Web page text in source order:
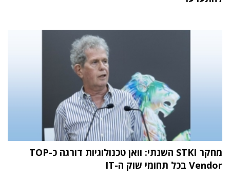
מחקר STKI השנתי: וואן טכנולוגיות דורגה כ-TOP
Vendor בכל תחומי שוק ה-IT